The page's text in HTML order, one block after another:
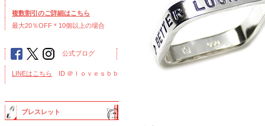
複数割引のご詳細はこちら
最大20％OFF＊10個以上の場合
公式ブログ
LINEはこちら ID ＠ｌｏｖｅｓｂｂ
ブレスレット